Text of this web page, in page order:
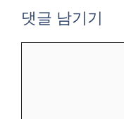
댓글 남기기